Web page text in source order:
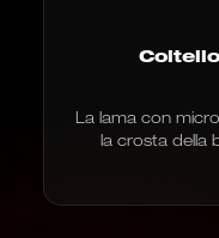
La lama con
la crosta della